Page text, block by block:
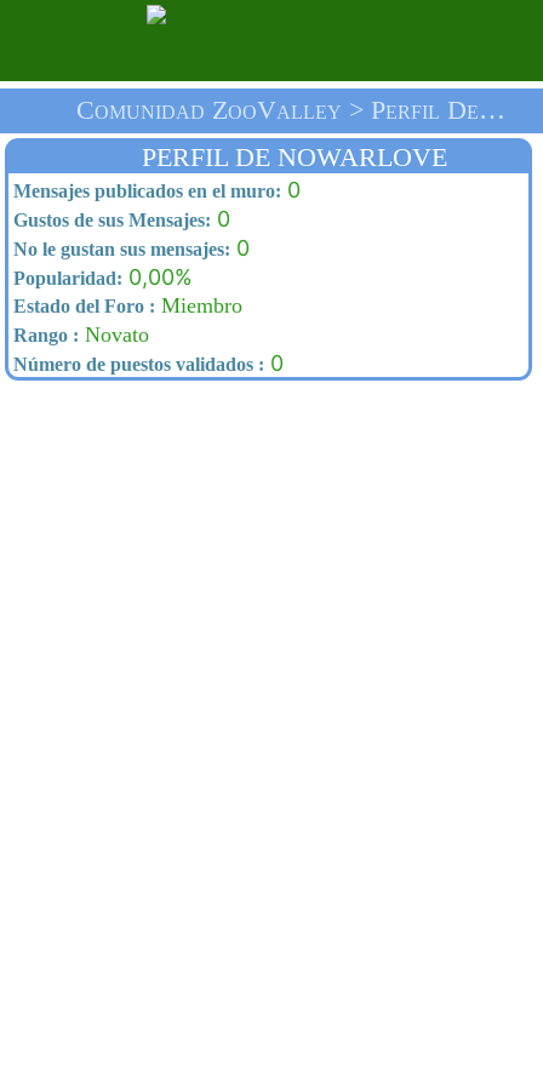
Comunidad ZooValley > Perfil De Nowarlove > Inicio
PERFIL DE NOWARLOVE
Mensajes publicados en el muro: 0
Gustos de sus Mensajes: 0
No le gustan sus mensajes: 0
Popularidad: 0,00%
Estado del Foro : Miembro
Rango : Novato
Número de puestos validados : 0